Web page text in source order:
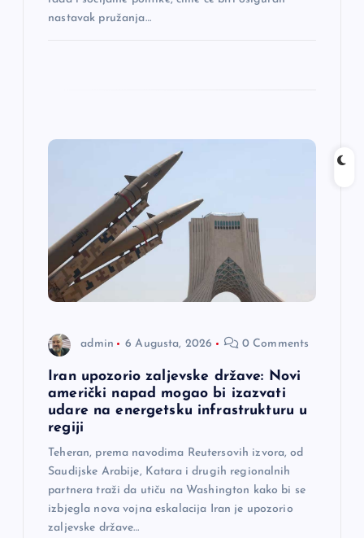
nastavak pružanja…
admin 6 Augusta, 2026 0 Comments
Iran upozorio zaljevske države: Novi
američki napad mogao bi izazvati
udare na energetsku infrastrukturu u
regiji
Teheran, prema navodima Reutersovih izvora, od
Saudijske Arabije, Katara i drugih regionalnih
partnera traži da utiču na Washington kako bi se
izbjegla nova vojna eskalacija Iran je upozorio
zaljevske države…